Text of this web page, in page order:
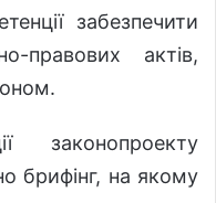
забезпечити
правових актів,
законопроекту
брифінг, на якому